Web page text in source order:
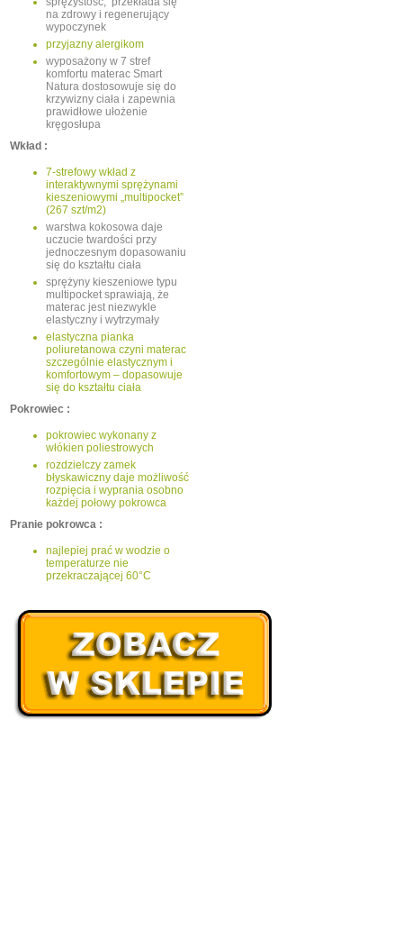
na zdrowy i regenerujący
wypoczynek
przyjazny alergikom
wyposażony w 7 stref
komfortu materac Smart
Natura dostosowuje się do
krzywizny ciała i zapewnia
prawidłowe ułożenie
kręgosłupa
Wkład :
7-strefowy wkład z
interaktywnymi sprężynami
kieszeniowymi „multipocket”
(267 szt/m2)
warstwa kokosowa daje
uczucie twardości przy
jednoczesnym dopasowaniu
się do kształtu ciała
sprężyny kieszeniowe typu
multipocket sprawiają, że
materac jest niezwykle
elastyczny i wytrzymały
elastyczna pianka
poliuretanowa czyni materac
szczególnie elastycznym i
komfortowym – dopasowuje
się do kształtu ciała
Pokrowiec :
pokrowiec wykonany z
włókien poliestrowych
rozdzielczy zamek
błyskawiczny daje możliwość
rozpięcia i wyprania osobno
każdej połowy pokrowca
Pranie pokrowca :
najlepiej prać w wodzie o
temperaturze nie
przekraczającej 60°C